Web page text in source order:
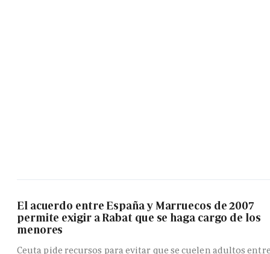
El acuerdo entre España y Marruecos de 2007
permite exigir a Rabat que se haga cargo de los
menores
Ceuta pide recursos para evitar que se cuelen adultos